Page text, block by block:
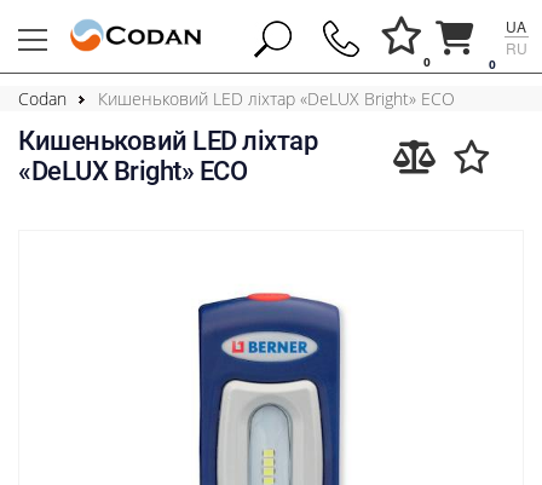
0
0
UA
RU
Codan Кишеньковий LED ліхтар «DeLUX Bright» ECO
Кишеньковий LED ліхтар
«DeLUX Bright» ECO